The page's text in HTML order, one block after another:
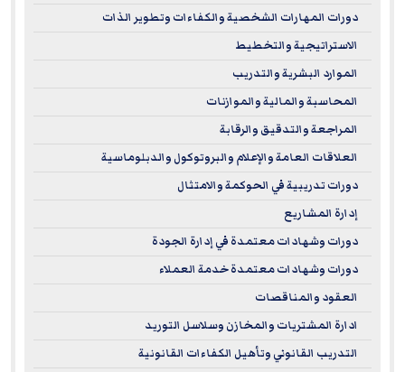
دورات المهارات الشخصية والكفاءات وتطوير الذات
الاستراتيجية والتخطيط
الموارد البشرية والتدريب
المحاسبة والمالية والموازنات
المراجعة والتدقيق والرقابة
العلاقات العامة والإعلام والبروتوكول والدبلوماسية
دورات تدريبية في الحوكمة والامتثال
إدارة المشاريع
دورات وشهادات معتمدة في إدارة الجودة
دورات وشهادات معتمدة خدمة العملاء
العقود والمناقصات
ادارة المشتريات والمخازن وسلاسل التوريد
التدريب القانوني وتأهيل الكفاءات القانونية